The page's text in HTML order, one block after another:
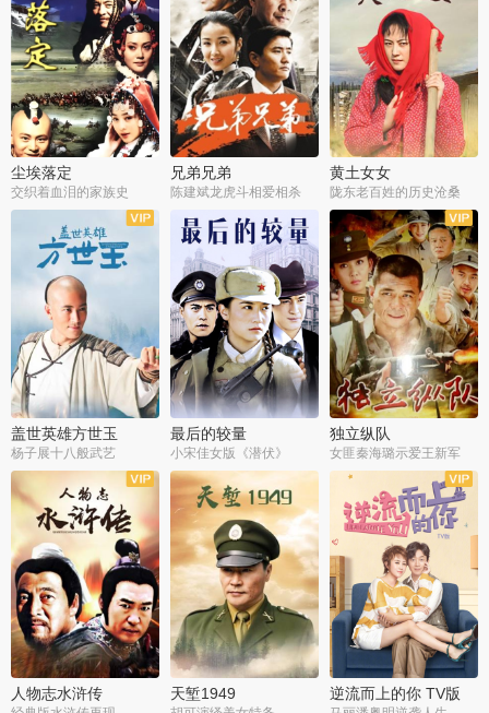
尘埃落定
交织着血泪的家族史
兄弟兄弟
陈建斌龙虎斗相爱相杀
黄土女女
陇东老百姓的历史沧桑
全36集
盖世英雄方世玉
杨子展十八般武艺
全28集
最后的较量
小宋佳女版《潜伏》
全44集
独立纵队
女匪秦海璐示爱王新军
全40集
人物志水浒传
全30集
天堑1949
全43集
逆流而上的你 TV版